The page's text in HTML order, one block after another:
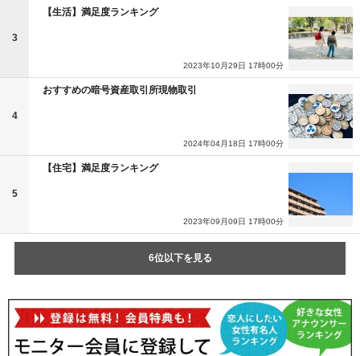
3
【生活】満足度ランキング
2023年10月29日 17時00分
4
おすすめの暗号資産取引所現物取引
2024年04月18日 17時00分
5
【住宅】満足度ランキング
2023年09月09日 17時00分
6位以下を見る